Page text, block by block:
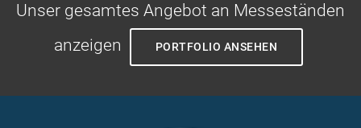
Unser gesamtes Angebot an Messeständen
anzeigen
PORTFOLIO ANSEHEN